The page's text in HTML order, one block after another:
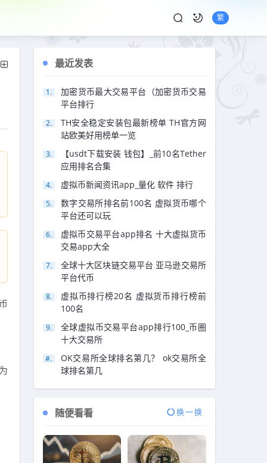
繁
最近发表
加密货币最大交易平台（加密货币交易
平台排行
TH安全稳定安装包最新榜单 TH官方网
站欧美好用榜单一览
【usdt下载安装 钱包】_前10名Tether
应用排名合集
虚拟币新闻资讯app_量化 软件 排行
数字交易所排名前100名 虚拟货币哪个
平台还可以玩
虚拟币交易平台app排名 十大虚拟货币
交易app大全
全球十大区块链交易平台 亚马逊交易所
平台代币
虚拟币排行榜20名 虚拟货币排行榜前
100名
全球虚拟币交易平台app排行100_币圈
十大交易所
OK交易所全球排名第几？ ok交易所全
球排名第几
随便看看 换一换